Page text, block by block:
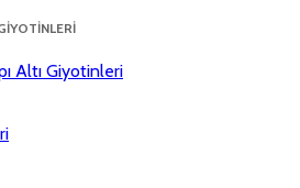
Altı Giyotinleri